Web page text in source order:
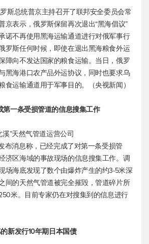
斯总统普京主持召开了联邦安全委员会常
京表示，俄罗斯保留再次退出“黑海倡议”
诺不再使用黑海运输通道进行对俄军事行
罗斯任何时候，即使在退出黑海粮食外运
障向不发达国家的粮食运输。当日，俄罗
黑海港口农产品外运协议，同时也要求乌
食运输通道用于军事目的。（央视新闻）
第一条受损管道的信息搜集工作
溪”天然气管道运营公司
发布消息称，已经完成了对第一条受损管
济区海域的事故现场的信息搜集工作。调
场海底发现了数个由爆炸产生的约3-5米深
间的天然气管道被完全摧毁，管道碎片所
米。目前专家仍在对搜集到的信息进行
新发行10年期日本国债